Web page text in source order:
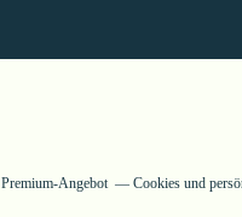
Premium-Angebot Cookies und